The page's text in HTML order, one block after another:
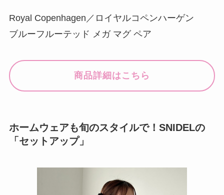
Royal Copenhagen／ロイヤルコペンハーゲン
ブルーフルーテッド メガ マグ ペア
商品詳細はこちら
ホームウェアも旬のスタイルで！SNIDELの
「セットアップ」